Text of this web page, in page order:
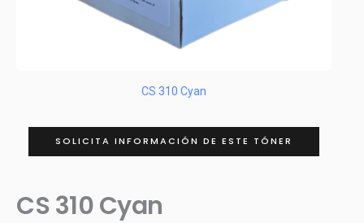
CS 310 Cyan
SOLICITA INFORMACIÓN DE ESTE TÓNER
CS 310 Cyan